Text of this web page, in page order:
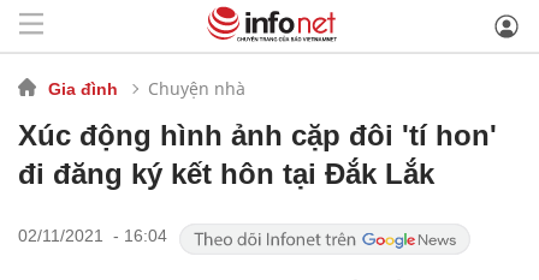
Gia đình Chuyện nhà
Xúc động hình ảnh cặp đôi 'tí hon'
đi đăng ký kết hôn tại Đắk Lắk
02/11/2021 - 16:04